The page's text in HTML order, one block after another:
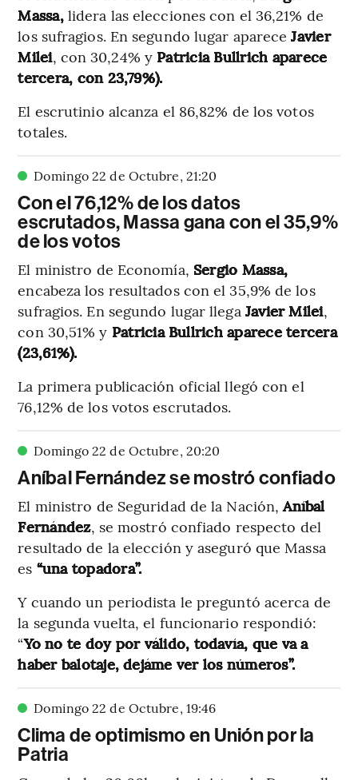
Massa,lidera las elecciones con el 36,21% de
los sufragios. En segundo lugar apareceJavier
Milei, con 30,24% y Patricia Bullrich aparece
tercera, con 23,79%).
El escrutinio alcanza el 86,82% de los votos
totales.
Domingo 22 de Octubre, 21:20
Con el 76,12% de los datos
escrutados, Massa gana con el 35,9%
de los votos
El ministro de Economía, Sergio Massa,
encabeza los resultados con el 35,9% de los
sufragios. En segundo lugar llega Javier Milei,
con 30,51% y Patricia Bullrich aparece tercera
(23,61%).
La primera publicación oficial llegó con el
76,12% de los votos escrutados.
Domingo 22 de Octubre, 20:20
Aníbal Fernández se mostró confiado
El ministro de Seguridad de la Nación,Aníbal
Fernández, se mostró confiado respecto del
resultado de la elección y aseguró que Massa
es “una topadora”.
Y cuando un periodista le preguntó acerca de
la segunda vuelta, el funcionario respondió:
“Yo no te doy por válido, todavía, que va a
haber balotaje, dejáme ver los números”.
Domingo 22 de Octubre, 19:46
Clima de optimismo en Unión por la
Patria